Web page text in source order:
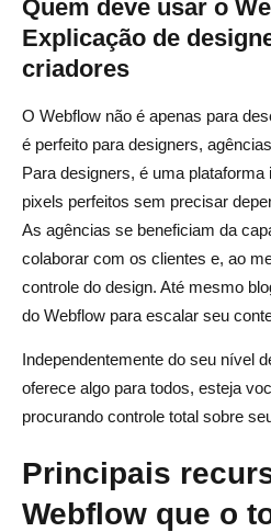
Quem deve usar o
Explicação de
criadores
O Webflow não é apenas para
é perfeito para designers,
Para designers, é uma
pixels perfeitos sem precisar
As agências se beneficiam da
colaborar com os clientes e, ao
controle do design. Até mesmo
do Webflow para escalar seu
Independentemente do seu nível
oferece algo para todos, esteja
procurando controle total sobre
Principais
Webflow que o